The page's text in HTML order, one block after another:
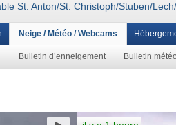
St. Anton/​St. Christoph/​Stuben/​
Neige / Météo / Webcams
Bulletin d’enneigement Bulletin